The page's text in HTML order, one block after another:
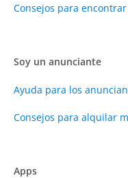
Consejos para
Soy un anunciante
Ayuda para los
Consejos para alquilar
Apps